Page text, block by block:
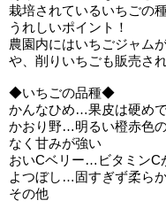
栽培されているいちごの
うれしいポイント！
農園内にはいちごジャム
や、削りいちごも販売さ
◆いちごの品種◆
かんなひめ…果皮は硬め
かおり野…明るい橙赤色
なく甘みが強い
おいCベリー…ビタミンC
よつぼし…固すぎず柔ら
その他